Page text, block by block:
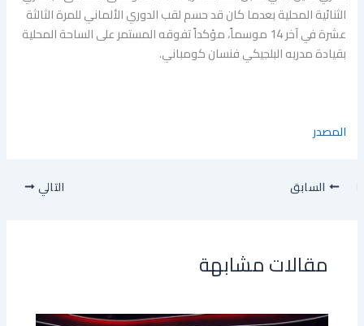
الثنائية المحلية بعدما كان قد حسم لقب الدوري الألماني للمرة الثالثة
عشرة في آخر 14 موسماً، مؤكداً تفوقه المستمر على الساحة المحلية
بقيادة مدربه البلجيكي فنسان كومباني.
المصدر
السابق التالي
مقالات مشابهة